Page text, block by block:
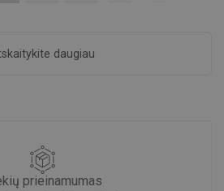
daugiau
prieinamumas